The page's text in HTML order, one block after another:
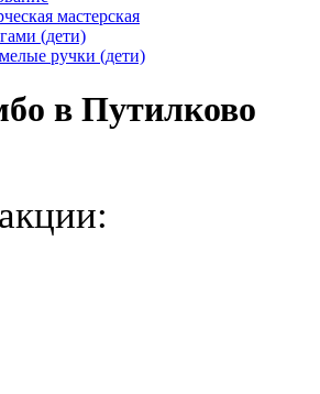
мастерская
(дети)
ручки (дети)
в Путилково